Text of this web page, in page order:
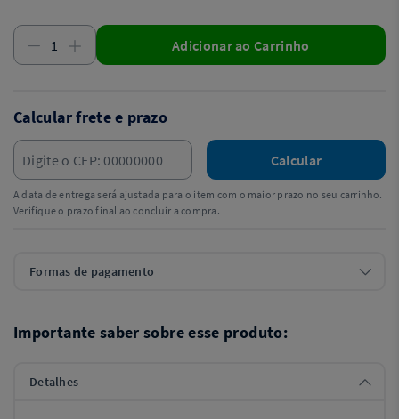
Adicionar ao Carrinho
Calcular frete e prazo
Calcular
A data de entrega será ajustada para o item com o maior prazo no seu carrinho.
Verifique o prazo final ao concluir a compra.
Formas de pagamento
Importante saber sobre esse produto:
Detalhes